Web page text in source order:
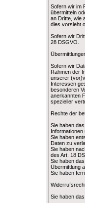
Sofern wir im
übermitteln
an Dritte, wie
dies vorsieht
Sofern wir
28 DSGVO.
Sofern wir
Rahmen der
unserer
Interessen
besonderen
anerkannten
spezieller
Rechte der
Sie haben
Informationen
Sie haben
Daten zu
Sie haben
des Art. 18
Sie haben
Übermittlung
Sie haben
Sie haben